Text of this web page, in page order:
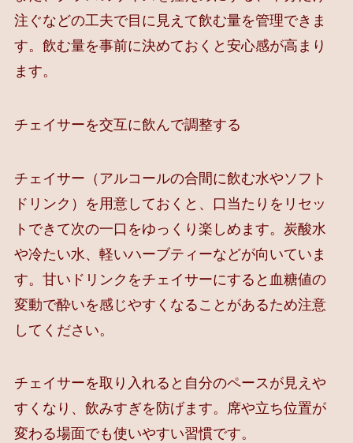
注ぐなどの工夫で目に見えて飲む量を管理できま
す。飲む量を事前に決めておくと安心感が高まり
ます。
チェイサーを交互に飲んで調整する
チェイサー（アルコールの合間に飲む水やソフト
ドリンク）を用意しておくと、口当たりをリセッ
トできて次の一口をゆっくり楽しめます。炭酸水
や冷たい水、軽いハーブティーなどが向いていま
す。甘いドリンクをチェイサーにすると血糖値の
変動で酔いを感じやすくなることがあるため注意
してください。
チェイサーを取り入れると自分のペースが見えや
すくなり、飲みすぎを防げます。席や立ち位置が
変わる場面でも使いやすい習慣です。